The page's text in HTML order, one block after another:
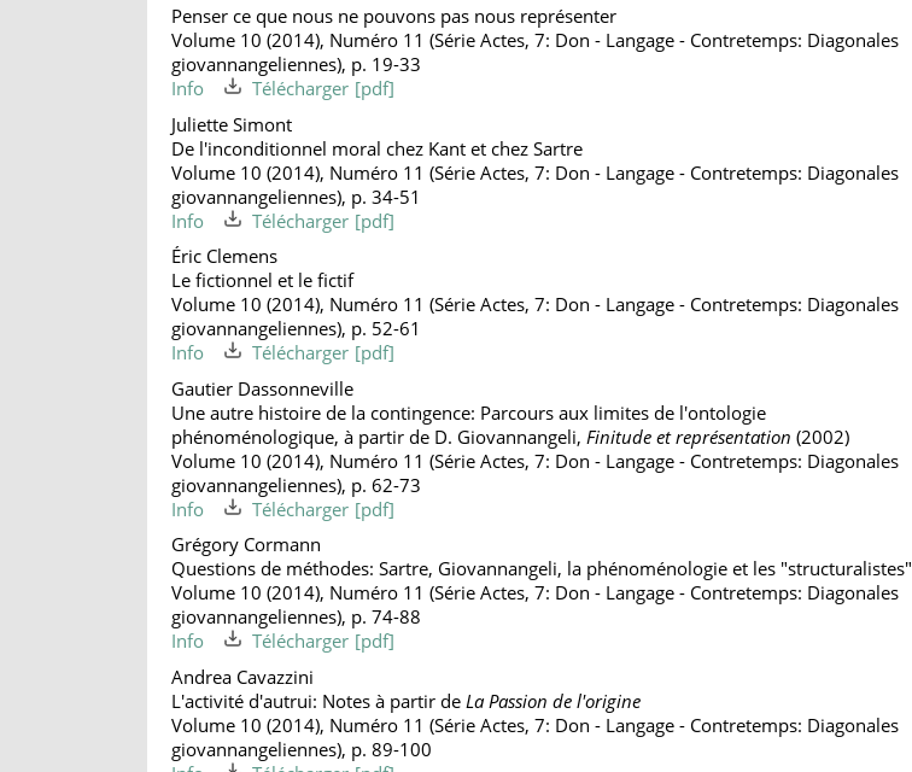
Penser ce que nous ne pouvons pas nous représenter
Volume 10 (2014), Numéro 11 (Série Actes, 7: Don - Langage - Contretemps: Diagonales
giovannangeliennes), p. 19-33
Info
Télécharger
Juliette Simont
De l'inconditionnel moral chez Kant et chez Sartre
Volume 10 (2014), Numéro 11 (Série Actes, 7: Don - Langage - Contretemps: Diagonales
giovannangeliennes), p. 34-51
Info
Télécharger
Éric Clemens
Le fictionnel et le fictif
Volume 10 (2014), Numéro 11 (Série Actes, 7: Don - Langage - Contretemps: Diagonales
giovannangeliennes), p. 52-61
Info
Télécharger
Gautier Dassonneville
Une autre histoire de la contingence: Parcours aux limites de l'ontologie
phénoménologique, à partir de D. Giovannangeli, Finitude et représentation (2002)
Volume 10 (2014), Numéro 11 (Série Actes, 7: Don - Langage - Contretemps: Diagonales
giovannangeliennes), p. 62-73
Info
Télécharger
Grégory Cormann
Questions de méthodes: Sartre, Giovannangeli, la phénoménologie et les "structuralistes"
Volume 10 (2014), Numéro 11 (Série Actes, 7: Don - Langage - Contretemps: Diagonales
giovannangeliennes), p. 74-88
Info
Télécharger
Andrea Cavazzini
L'activité d'autrui: Notes à partir de La Passion de l'origine
Volume 10 (2014), Numéro 11 (Série Actes, 7: Don - Langage - Contretemps: Diagonales
giovannangeliennes), p. 89-100